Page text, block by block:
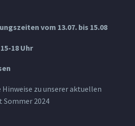
vom 13.07. bis 15.08
18 Uhr
zu unserer aktuellen
2024